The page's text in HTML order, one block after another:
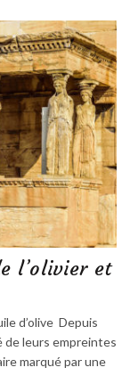
l’olivier et
d’olive Depuis
de leurs empreintes
marqué par une